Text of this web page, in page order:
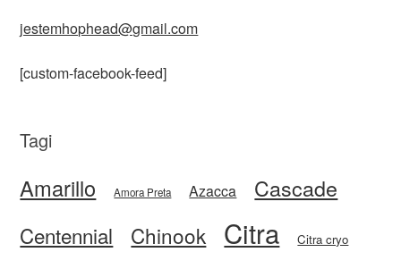
jestemhophead@gmail.com
[custom-facebook-feed]
Tagi
Amarillo Amora Preta Azacca Cascade
Centennial Chinook Citra Citra cryo